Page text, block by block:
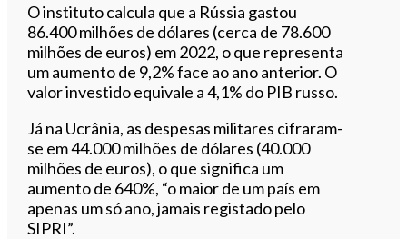
O instituto calcula que a Rússia gastou
86.400 milhões de dólares (cerca de 78.600
milhões de euros) em 2022, o que representa
um aumento de 9,2% face ao ano anterior. O
valor investido equivale a 4,1% do PIB russo.
Já na Ucrânia, as despesas militares cifraram-
se em 44.000 milhões de dólares (40.000
milhões de euros), o que significa um
aumento de 640%, “o maior de um país em
apenas um só ano, jamais registado pelo
SIPRI”.